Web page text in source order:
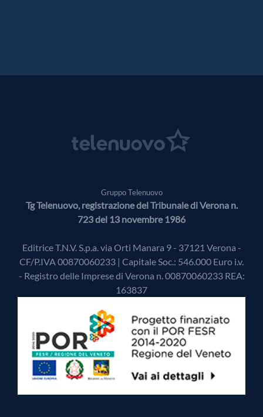
Gruppo Telenuovo
Tg Telenuovo, registrazione del Tribunale di Verona n.
723 del 13 novembre 1986
Editrice T.N.V. S.p.a. via Orti Manara 9 - 37121 Verona -
CF/P.IVA 00870060233 | Capitale Soc.: 546.000 Euro i.v.
- Registro delle Imprese di Verona n. 00870060233 REA:
163837